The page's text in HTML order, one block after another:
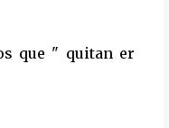
que " quitan er